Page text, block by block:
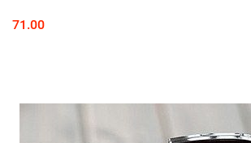
71.00